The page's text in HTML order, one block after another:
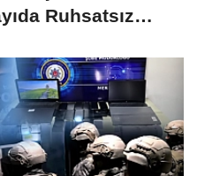
Ruhsatsız